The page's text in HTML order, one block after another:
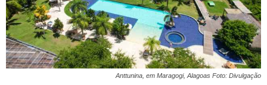
Anttunina, em Maragogi, Alagoas Foto: Divulgação